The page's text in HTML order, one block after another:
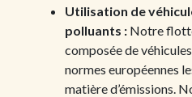
Utilisation de
polluants : Notre
composée de
normes européennes
matière d’émissions.